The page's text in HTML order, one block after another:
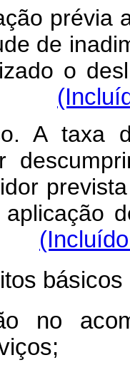
prévia
de
o
A taxa
no